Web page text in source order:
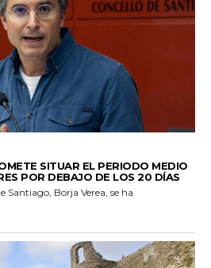
SITUAR EL PERIODO MEDIO
POR DEBAJO DE LOS 20 DÍAS
Santiago, Borja Verea, se ha